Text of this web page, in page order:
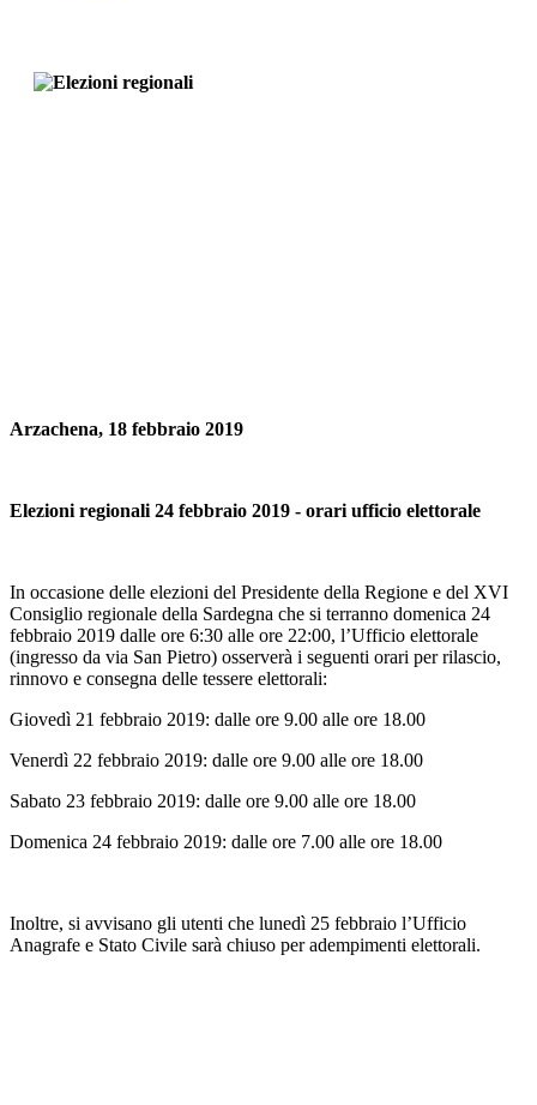
Arzachena, 18 febbraio 2019
Elezioni regionali 24 febbraio 2019 - orari ufficio elettorale
In occasione delle elezioni del Presidente della Regione e del XVI
Consiglio regionale della Sardegna che si terranno domenica 24
febbraio 2019 dalle ore 6:30 alle ore 22:00, l’Ufficio elettorale
(ingresso da via San Pietro) osserverà i seguenti orari per rilascio,
rinnovo e consegna delle tessere elettorali:
Giovedì 21 febbraio 2019: dalle ore 9.00 alle ore 18.00
Venerdì 22 febbraio 2019: dalle ore 9.00 alle ore 18.00
Sabato 23 febbraio 2019: dalle ore 9.00 alle ore 18.00
Domenica 24 febbraio 2019: dalle ore 7.00 alle ore 18.00
Inoltre, si avvisano gli utenti che lunedì 25 febbraio l’Ufficio
Anagrafe e Stato Civile sarà chiuso per adempimenti elettorali.